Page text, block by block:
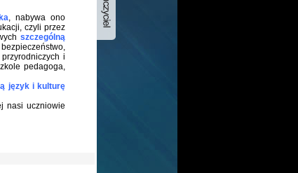
, nabywa ono
czyli przez
szczególną
przyrodniczych i
pedagoga,
język i kulturę
nasi uczniowie